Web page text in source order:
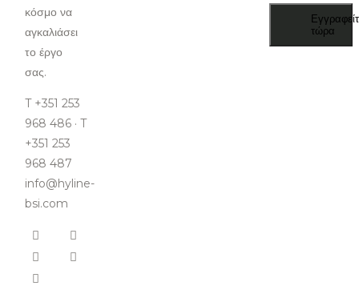
κόσμο να
αγκαλιάσει
το έργο
σας.
T +351 253
968 486 · T
+351 253
968 487
info@hyline-
bsi.com
τώρα